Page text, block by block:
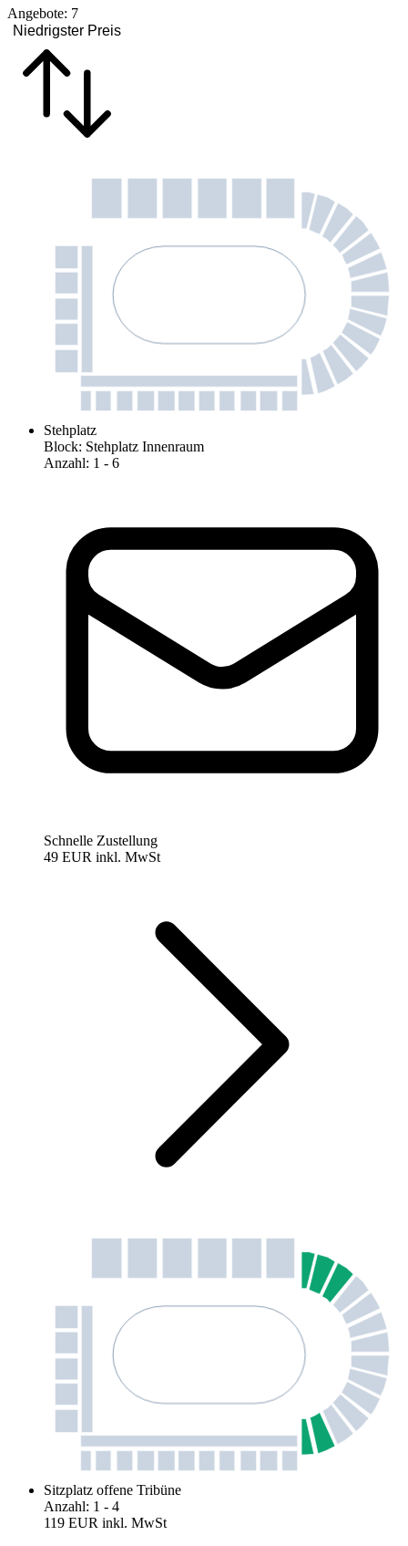
Angebote: 7
Niedrigster Preis
Stehplatz
Block: Stehplatz Innenraum
Anzahl: 1 - 6
Schnelle Zustellung
49 EUR inkl. MwSt
Sitzplatz offene Tribüne
Anzahl: 1 - 4
119 EUR inkl. MwSt